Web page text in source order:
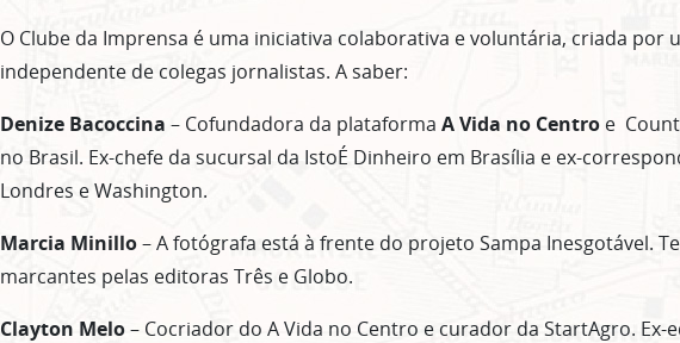
O Clube da Imprensa é uma iniciativa colaborativa e voluntária, criada por
independente de colegas jornalistas. A saber:
Denize Bacoccina – Cofundadora da plataforma A Vida no Centro e
no Brasil. Ex-chefe da sucursal da IstoÉ Dinheiro em Brasília e ex-
Londres e Washington.
Marcia Minillo– A fotógrafa está à frente do projeto Sampa Inesgotável.
marcantes pelas editoras Três e Globo.
Clayton Melo– Cocriador do A Vida no Centro e curador da StartAgro. Ex-